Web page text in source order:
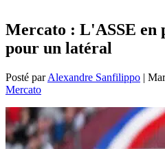
Mercato : L'ASSE en
pour un latéral
Posté parAlexandre Sanfilippo |
Mercato